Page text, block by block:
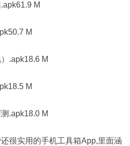
M
M
.apk18.6 M
M
.apk18.0 M
很实用的手机工具箱App,里面涵